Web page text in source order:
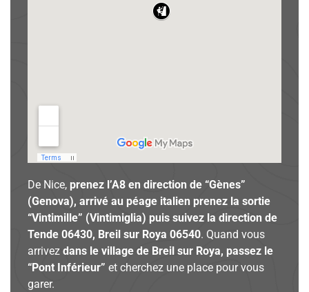
De Nice, prenez l’A8 en direction de “Gènes”
(Genova), arrivé au péage italien prenez la sortie
“Vintimille” (Vintimiglia) puis suivez la direction de
Tende 06430, Breil sur Roya 06540. Quand vous
arrivez dans le village de Breil sur Roya, passez le
“Pont Inférieur” et cherchez une place pour vous
garer.